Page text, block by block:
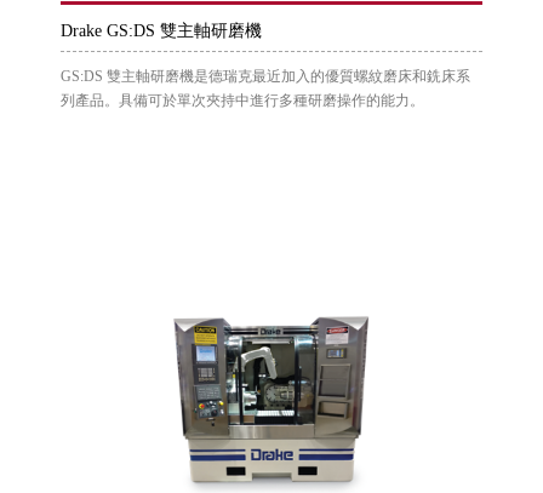
Drake GS:DS 雙主軸研磨機
GS:DS 雙主軸研磨機是德瑞克最近加入的優質螺紋磨床和銑床系
列產品。具備可於單次夾持中進行多種研磨操作的能力。